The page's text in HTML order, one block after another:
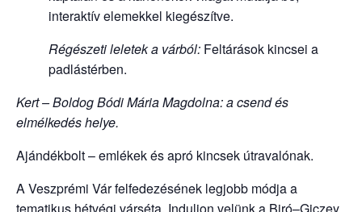
interaktív elemekkel kiegészítve.
Régészeti leletek a várból: Feltárások kincsei a
padlástérben.
Kert – Boldog Bódi Mária Magdolna: a csend és
elmélkedés helye.
Ajándékbolt – emlékek és apró kincsek útravalónak.
A Veszprémi Vár felfedezésének legjobb módja a